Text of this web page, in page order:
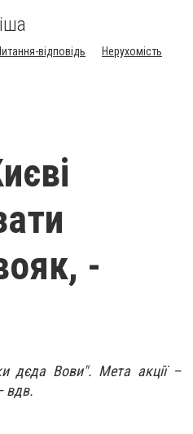
відповідь
Нерухомість
-
дєда Вови". Мета акції –
вдв.